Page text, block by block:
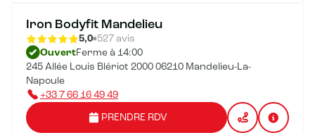
Iron Bodyfit Mandelieu
5,0 527 avis
OuvertFerme à 14:00
245 Allée Louis Blériot 2000 06210 Mandelieu-La-
Napoule
+33 7 66 16 49 49
PRENDRE RDV